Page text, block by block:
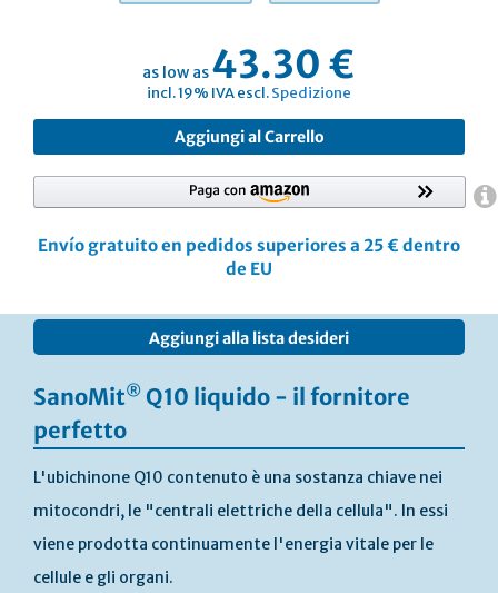
as low as43.30 €
incl. 19% IVA escl.Spedizione
Aggiungi al Carrello
Aggiungi alla lista desideri
Envío gratuito en pedidos superiores a 25 € dentro
de EU
della
galleria
SanoMit® Q10 liquido - il fornitore
perfetto
L'ubichinone Q10 contenuto è una sostanza chiave nei
mitocondri, le "centrali elettriche della cellula". In essi
viene prodotta continuamente l'energia vitale per le
cellule e gli organi.